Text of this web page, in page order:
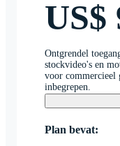
US$
Ontgrendel
stockvideo's en
voor commercieel
inbegrepen.
Plan bevat: